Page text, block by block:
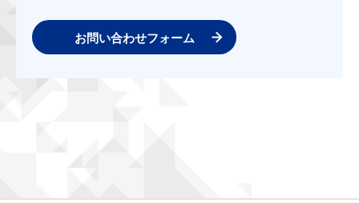
お問い合わせフォーム